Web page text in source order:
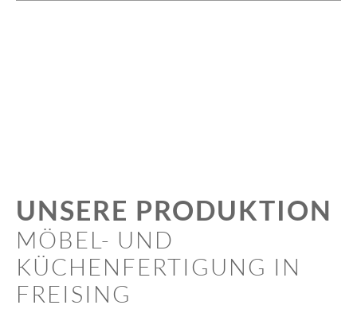
UNSERE PRODUKTION
MÖBEL- UND
KÜCHENFERTIGUNG IN
FREISING